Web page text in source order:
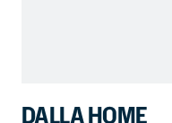
DALLA HOME